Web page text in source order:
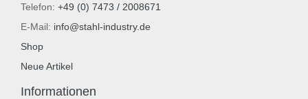
Telefon: +49 (0) 7473 / 2008671
E-Mail: info@stahl-industry.de
Shop
Neue Artikel
Informationen